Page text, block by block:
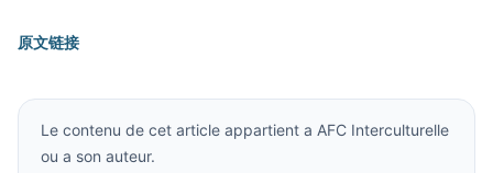
原文链接
Le contenu de cet article appartient a AFC Interculturelle
ou a son auteur.